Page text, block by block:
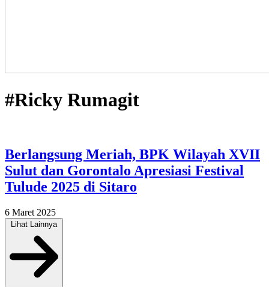
#Ricky Rumagit
Berlangsung Meriah, BPK Wilayah XVII
Sulut dan Gorontalo Apresiasi Festival
Tulude 2025 di Sitaro
6 Maret 2025
Lihat Lainnya